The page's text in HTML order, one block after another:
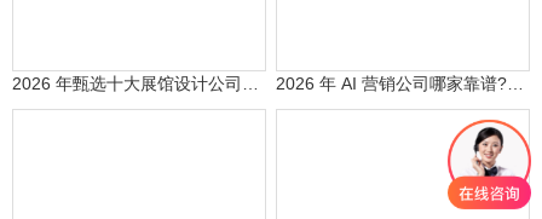
2026 年甄选十大展馆设计公司排行榜出炉 2026 年 AI 营销公司哪家靠谱?5 家头部服务商推荐